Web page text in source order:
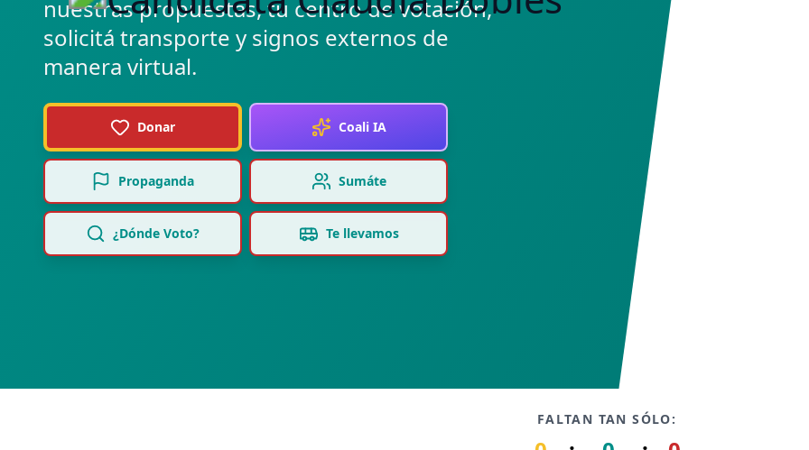
nuestras propuestas, tu centro de votación,
solicitá transporte y signos externos de
manera virtual.
Donar Coali IA
Propaganda Sumáte
¿Dónde Voto? Te llevamos
FALTAN TAN SÓLO: